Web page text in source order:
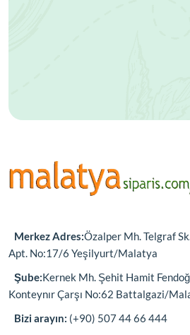
Merkez Adres:Özalper Mh. Telgraf
Apt. No:17/6 Yeşilyurt/Malatya
Şube:Kernek Mh. Şehit Hamit
Konteynır Çarşı No:62 Battalgazi/
Bizi arayın: (+90) 507 44 66 444